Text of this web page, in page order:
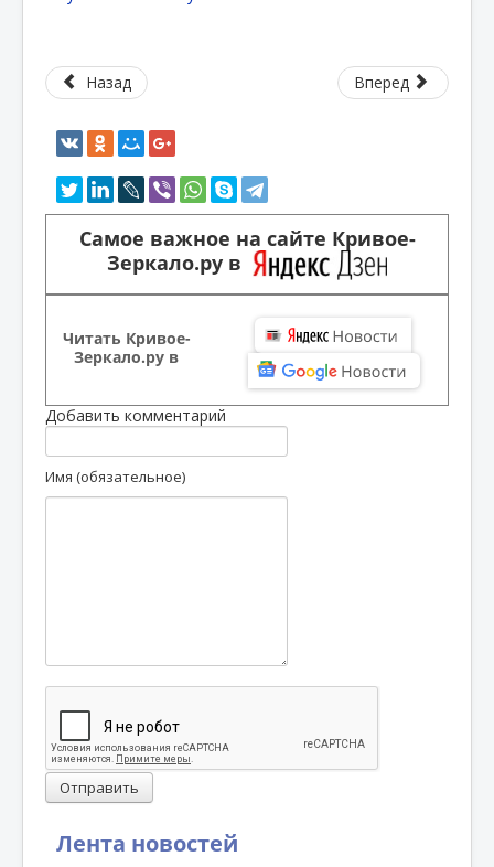
Лента новостей
Назад Вперед
Самое важное на сайте Кривое-
Зеркало.ру в
Читать Кривое-
Зеркало.ру в
Добавить комментарий
Имя (обязательное)
Отправить